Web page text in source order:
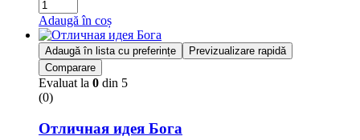
Adaugă în coș
Adaugă în lista cu preferințe
Previzualizare rapidă
Comparare
Evaluat la 0 din 5
(0)
Отличная идея Бога